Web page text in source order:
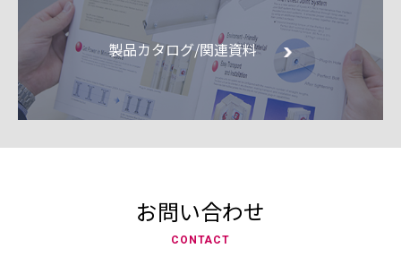
製品カタログ/関連資料
お問い合わせ
CONTACT